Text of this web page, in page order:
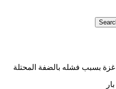
بسبب فشله بالضفة المحتلة